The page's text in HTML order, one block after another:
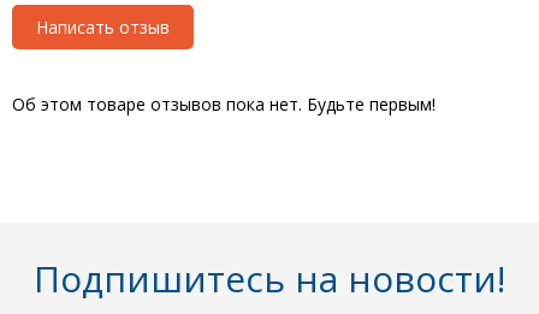
Написать отзыв
Об этом товаре отзывов пока нет. Будьте первым!
Подпишитесь на новости!